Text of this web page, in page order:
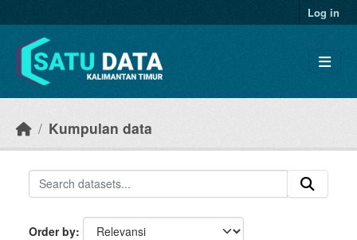
Log in
Kumpulan data
Order by